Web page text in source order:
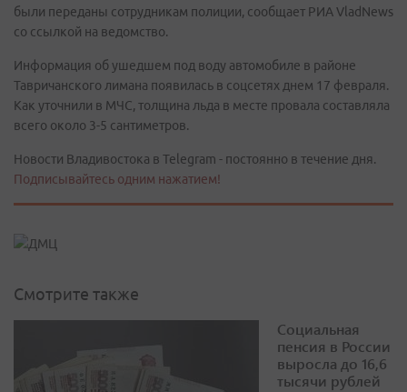
были переданы сотрудникам полиции, сообщает РИА VladNews
со ссылкой на ведомство.
Информация об ушедшем под воду автомобиле в районе
Тавричанского лимана появилась в соцсетях днем 17 февраля.
Как уточнили в МЧС, толщина льда в месте провала составляла
всего около 3-5 сантиметров.
Новости Владивостока в Telegram - постоянно в течение дня.
Подписывайтесь одним нажатием!
Смотрите также
Социальная
пенсия в России
выросла до 16,6
тысячи рублей